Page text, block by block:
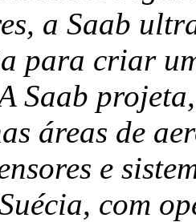
a Saab
para criar
Saab
áreas de
e
com